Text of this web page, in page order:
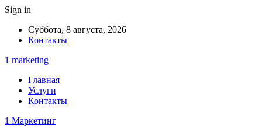
Sign in
Суббота, 8 августа, 2026
Контакты
1 marketing
Главная
Услуги
Контакты
1 Маркетинг